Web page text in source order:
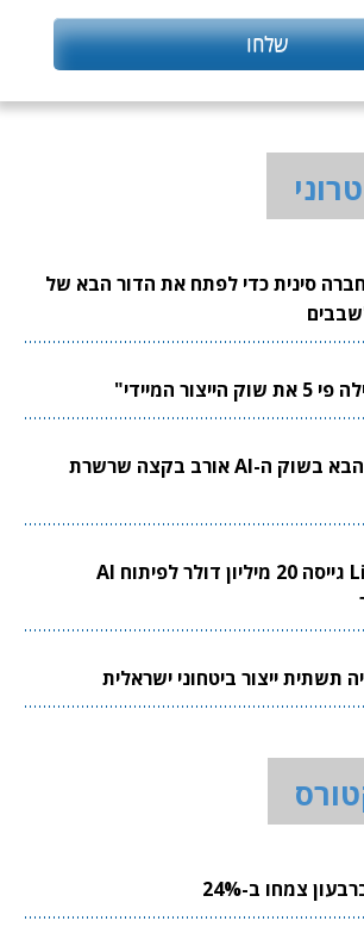
סינית כדי לפתח את הדור הבא של
המיידי"
צוואר הבקבוק הבא בשוק ה-AI אורב בקצה שרשרת
Limitless Labs גייסה 20 מיליון דולר לפיתוח AI
צמחו ב-24%